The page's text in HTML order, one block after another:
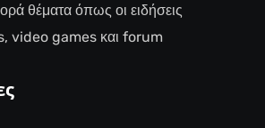
θέματα όπως οι ειδήσεις
video games και forum